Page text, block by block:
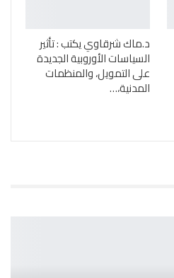
د.ماك شرقاوي يكتب : تأثير
السياسات الأوروبية الجديدة
على التمويل، والمنظمات
المدنية،…